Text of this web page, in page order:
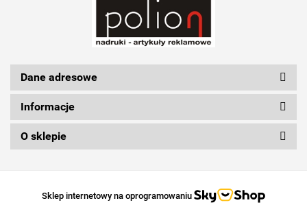
Silicon Power
Dane adresowe
Informacje
O sklepie
Sklep internetowy na oprogramowaniu